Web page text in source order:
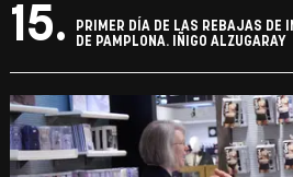
15.
PRIMER DÍA DE LAS REBAJAS DE
DE PAMPLONA. IÑIGO ALZUGARAY